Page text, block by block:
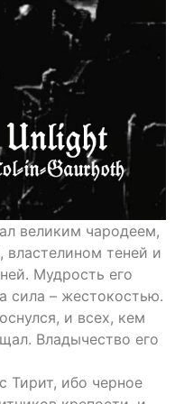
великим чародеем,
теней и
Мудрость его
сила – жестокостью.
и всех, кем
Владычество его
Тирит, ибо черное